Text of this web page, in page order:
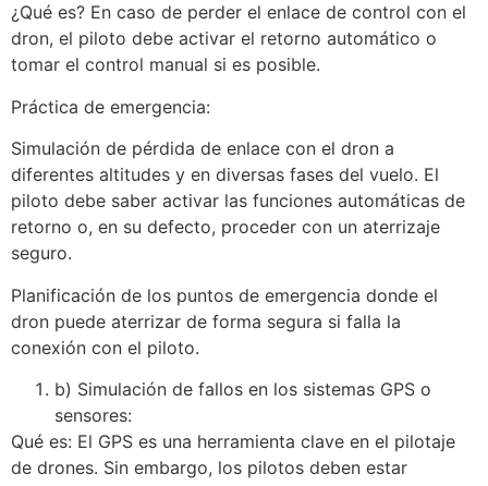
¿Qué es? En caso de perder el enlace de control con el
dron, el piloto debe activar el retorno automático o
tomar el control manual si es posible.
Práctica de emergencia:
Simulación de pérdida de enlace con el dron a
diferentes altitudes y en diversas fases del vuelo. El
piloto debe saber activar las funciones automáticas de
retorno o, en su defecto, proceder con un aterrizaje
seguro.
Planificación de los puntos de emergencia donde el
dron puede aterrizar de forma segura si falla la
conexión con el piloto.
b) Simulación de fallos en los sistemas GPS o
sensores:
Qué es: El GPS es una herramienta clave en el pilotaje
de drones. Sin embargo, los pilotos deben estar